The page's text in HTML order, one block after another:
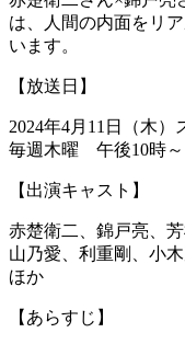
は、人間の内面をリ
います。
【放送日】
2024年4月11日（木）
毎週木曜 午後10時
【出演キャスト】
赤楚衛二、錦戸亮、
山乃愛、利重剛、小
ほか
【あらすじ】